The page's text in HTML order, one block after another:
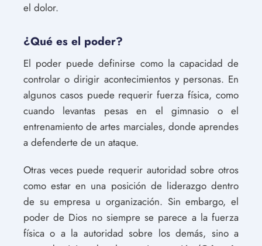
el dolor.
¿Qué es el poder?
El poder puede definirse como la capacidad de
controlar o dirigir acontecimientos y personas. En
algunos casos puede requerir fuerza física, como
cuando levantas pesas en el gimnasio o el
entrenamiento de artes marciales, donde aprendes
a defenderte de un ataque.
Otras veces puede requerir autoridad sobre otros
como estar en una posición de liderazgo dentro
de su empresa u organización. Sin embargo, el
poder de Dios no siempre se parece a la fuerza
física o a la autoridad sobre los demás, sino a